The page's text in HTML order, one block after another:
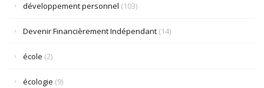
développement personnel (103)
Devenir Financièrement Indépendant (14)
école (2)
écologie (9)